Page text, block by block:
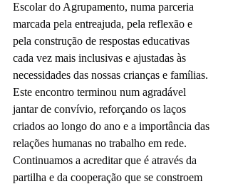
Escolar do Agrupamento, numa parceria
marcada pela entreajuda, pela reflexão e
pela construção de respostas educativas
cada vez mais inclusivas e ajustadas às
necessidades das nossas crianças e famílias.
Este encontro terminou num agradável
jantar de convívio, reforçando os laços
criados ao longo do ano e a importância das
relações humanas no trabalho em rede.
Continuamos a acreditar que é através da
partilha e da cooperação que se constroem